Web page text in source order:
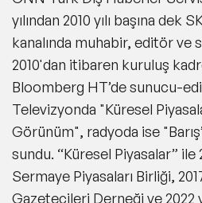
yılından 2010 yılı başına dek
kanalında muhabir, editör ve
2010'dan itibaren kuruluş
Bloomberg HT’de sunucu-
Televizyonda "Küresel
Görünüm", radyoda ise
sundu. “Küresel Piyasalar” ile
Sermaye Piyasaları Birliği,
Gazetecileri Derneği ve 2022